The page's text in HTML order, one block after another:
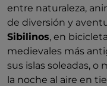
entre naturaleza,
de diversión y
Sibilinos, en
medievales más
sus islas soleadas,
la noche al aire en